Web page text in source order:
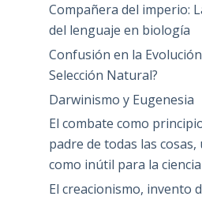
Compañera del imperio:
del lenguaje en biología
Confusión en la
Selección Natural?
Darwinismo y Eugenesia
El combate como
padre de todas las
como inútil para la ciencia
El creacionismo, invento